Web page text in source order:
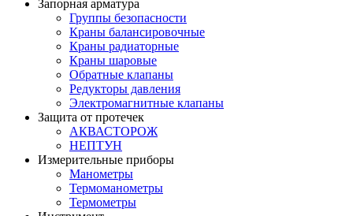
Запорная арматура
Группы безопасности
Краны балансировочные
Краны радиаторные
Краны шаровые
Обратные клапаны
Редукторы давления
Электромагнитные клапаны
Защита от протечек
АКВАСТОРОЖ
НЕПТУН
Измерительные приборы
Манометры
Термоманометры
Термометры